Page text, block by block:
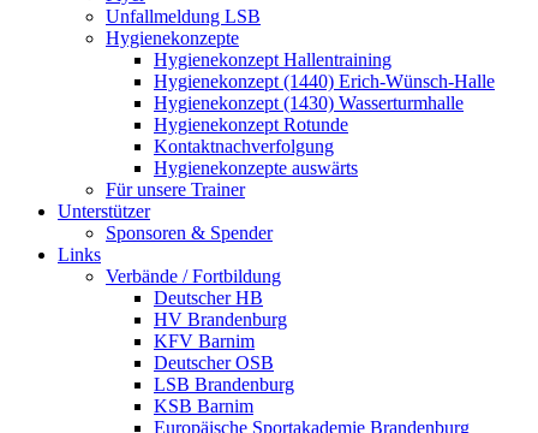
Unfallmeldung LSB
Hygienekonzepte
Hygienekonzept Hallentraining
Hygienekonzept (1440) Erich-Wünsch-Halle
Hygienekonzept (1430) Wasserturmhalle
Hygienekonzept Rotunde
Kontaktnachverfolgung
Hygienekonzepte auswärts
Für unsere Trainer
Unterstützer
Sponsoren & Spender
Links
Verbände / Fortbildung
Deutscher HB
HV Brandenburg
KFV Barnim
Deutscher OSB
LSB Brandenburg
KSB Barnim
Europäische Sportakademie Brandenburg